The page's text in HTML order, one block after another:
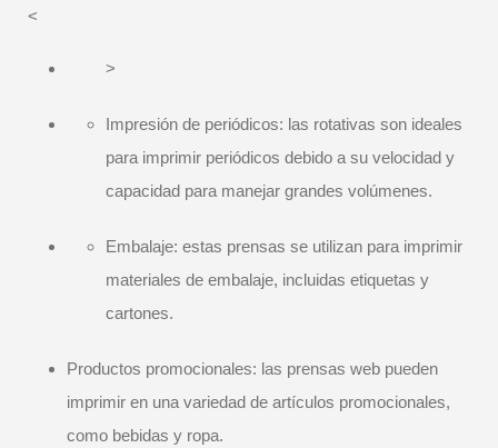
<
>
Impresión de periódicos: las rotativas son ideales
para imprimir periódicos debido a su velocidad y
capacidad para manejar grandes volúmenes.
Embalaje: estas prensas se utilizan para imprimir
materiales de embalaje, incluidas etiquetas y
cartones.
Productos promocionales: las prensas web pueden
imprimir en una variedad de artículos promocionales,
como bebidas y ropa.